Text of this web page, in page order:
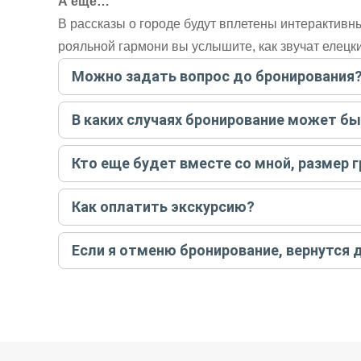
В рассказы о городе будут вплетены
рояльной гармони вы услышите, как звучат
Можно задать вопрос до бронирования?
Достаточно перейти по ссылке «Задать вопрос» и
бронируйте экскурсию.Задать вопрос.
В каких случаях бронирование может
Только в случае неблагоприятных погодных
вас об отмене, а мы вернем предоплату на карту. Во
Кто еще будет вместе со мной, размер
Если экскурсия индивидуальная, гид проведет
условий конкретной экскурсии.
Как оплатить экскурсию?
Создайте заказ на удобную дату и время, и
контакты организатора и точное место встречи.
Если я отменю бронирование, вернутся